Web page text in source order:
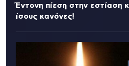
Έντονη πίεση στην εστίαση
ίσους κανόνες!